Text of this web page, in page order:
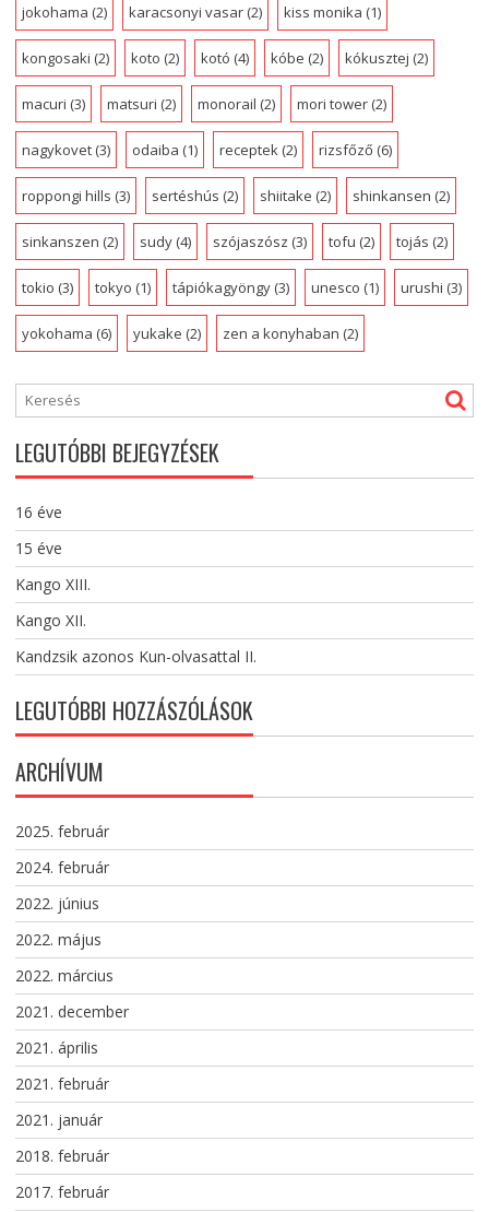
jokohama (2) karacsonyi vasar(2) kiss monika (1)
kongosaki (2) koto (2) kotó (4) kóbe (2) kókusztej (2)
macuri (3) matsuri (2) monorail (2) mori tower(2)
nagykovet(3) odaiba (1) receptek(2) rizsfőző (6)
roppongi hills (3) sertéshús (2) shiitake (2) shinkansen (2)
sinkanszen (2) sudy(4) szójaszósz (3) tofu (2) tojás (2)
tokio (3) tokyo (1) tápiókagyöngy(3) unesco (1) urushi (3)
yokohama (6) yukake (2) zen a konyhaban (2)
LEGUTÓBBI BEJEGYZÉSEK
16 éve
15 éve
Kango XIII.
Kango XII.
Kandzsik azonos Kun-olvasattal II.
LEGUTÓBBI HOZZÁSZÓLÁSOK
ARCHÍVUM
2025. február
2024. február
2022. június
2022. május
2022. március
2021. december
2021. április
2021. február
2021. január
2018. február
2017. február